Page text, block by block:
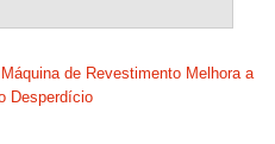
de Revestimento Melhora a
Desperdício